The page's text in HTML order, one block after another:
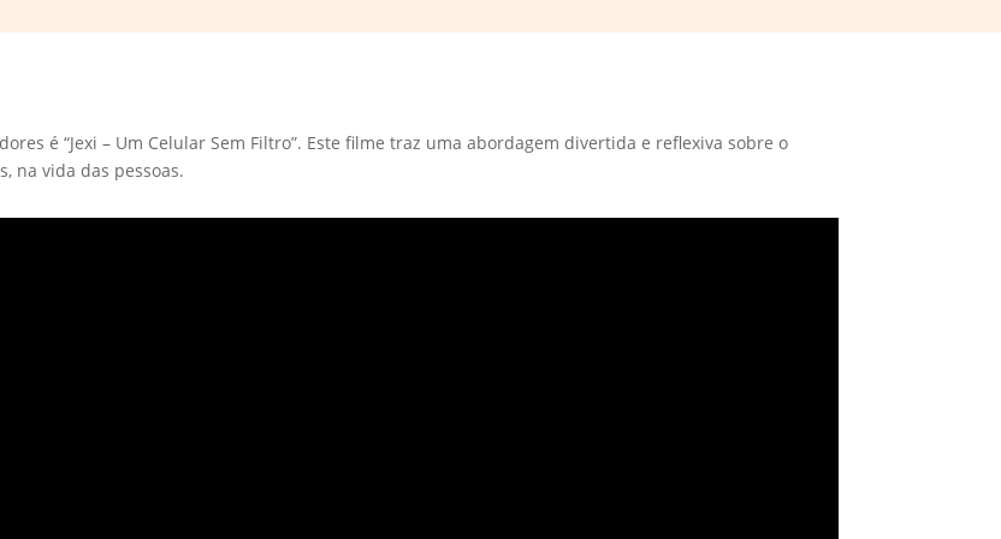
é “Jexi – Um Celular Sem Filtro”. Este filme traz uma abordagem divertida e reflexiva sobre o
na vida das pessoas.